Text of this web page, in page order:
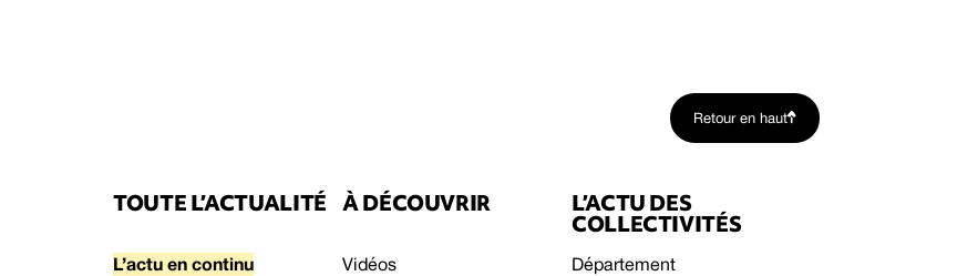
Retour en haut
TOUTE L’ACTUALITÉ
L’actu en continu
À DÉCOUVRIR
Vidéos
L’ACTU DES
COLLECTIVITÉS
Département